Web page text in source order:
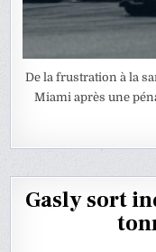
De la frustration à la
Miami après une
Gasly sort